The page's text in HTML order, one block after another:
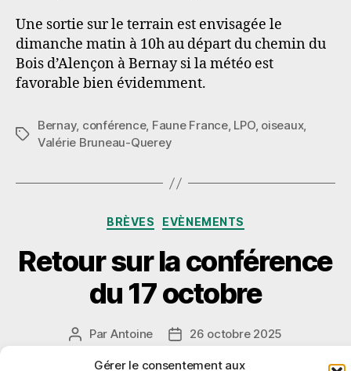
Gérer le consentement aux
Une sortie sur le terrain est envisagée le
dimanche matin à 10h au départ du chemin du
Bois d’Alençon à Bernay si la météo est
favorable bien évidemment.
Étiquettes
Bernay, conférence, Faune France, LPO, oiseaux,
Valérie Bruneau-Querey
Catégories
BRÈVES EVÈNEMENTS
Retour sur la conférence
du 17 octobre
Auteur
Par Antoine
Date26 octobre 2025
Aucun commentaire